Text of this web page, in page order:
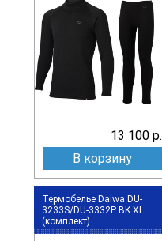
13 100 р.
В корзину
Термобелье Daiwa DU-
3233S/DU-3332P BK XL
(комплект)